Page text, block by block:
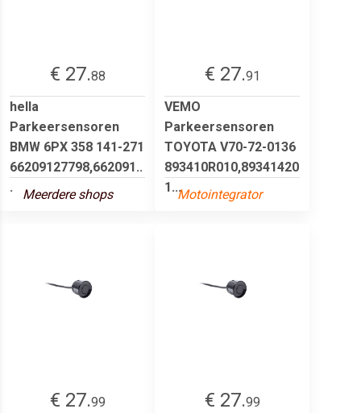
€ 27.88
hella
Parkeersensoren
BMW 6PX 358 141-271
66209127798,662091..
.
Meerdere shops
€ 27.91
VEMO
Parkeersensoren
TOYOTA V70-72-0136
893410R010,89341420
1...Motointegrator
€ 27.99 € 27.99